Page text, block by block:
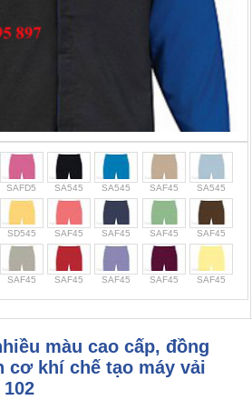
SAFD5 SA545 SA545 SAF45 SA545
SD545 SAF45 SAF45 SAF45 SAF45
SAF45 SAF45 SAF45 SAF45 SAF45
màu cao cấp, đồng
cơ khí chế tạo máy vải
công trình
tin